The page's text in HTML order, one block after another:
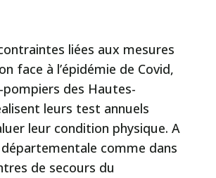
liées aux mesures
face à l’épidémie de Covid,
pompiers des Hautes-
leurs test annuels
leur condition physique. A
comme dans
de secours du